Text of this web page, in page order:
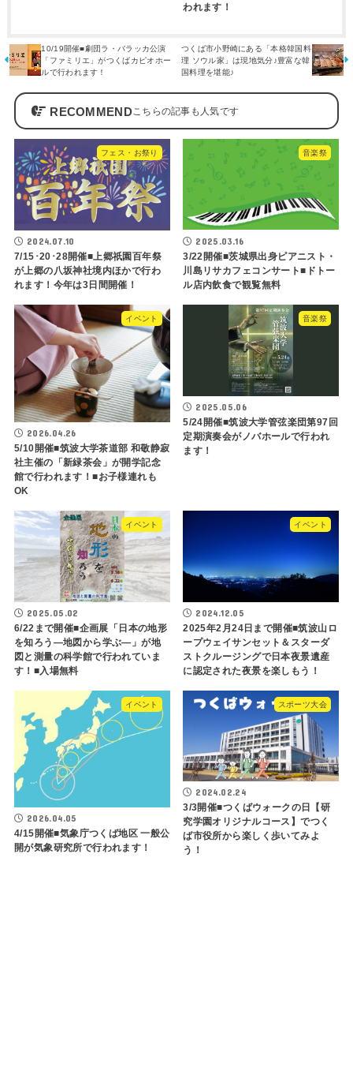
われます！
10/19開催■劇団ラ・バラッカ公演
「ファミリエ」がつくばカピオホー
ルで行われます！
つくば市小野崎にある「本格韓国料
理 ソウル家」は現地気分♪豊富な韓
国料理を堪能♪
RECOMMEND
フェス・お祭り
2024.07.10
7/15･20･28開催■上郷祇園百年祭
が上郷の八坂神社境内ほかで行わ
れます！今年は3日間開催！
音楽祭
2025.03.16
3/22開催■茨城県出身ピアニスト・
川島リサカフェコンサート■ドトー
ル店内飲食で観覧無料
イベント
2026.04.26
5/10開催■筑波大学茶道部 和敬静寂
社主催の「新緑茶会」が開学記念
館で行われます！■お子様連れも
OK
音楽祭
2025.05.06
5/24開催■筑波大学管弦楽団第97回
定期演奏会がノバホールで行われ
ます！
イベント
2025.05.02
6/22まで開催■企画展「日本の地形
を知ろう―地図から学ぶ―」が地
図と測量の科学館で行われていま
す！■入場無料
イベント
2024.12.05
2025年2月24日まで開催■筑波山ロ
ープウェイサンセット＆スターダ
ストクルージングで日本夜景遺産
に認定された夜景を楽しもう！
イベント
2026.04.05
4/15開催■気象庁つくば地区 一般公
開が気象研究所で行われます！
スポーツ大会
2024.02.24
3/3開催■つくばウォークの日【研
究学園オリジナルコース】でつく
ば市役所から楽しく歩いてみよ
う！